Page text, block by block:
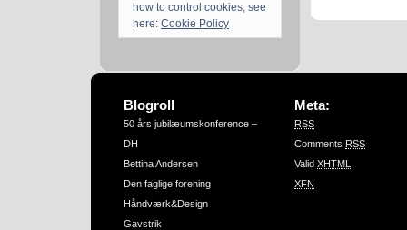
how to control cookies, see
here: Cookie Policy
Blogroll
50 års jubilæumskonference –
DH
Bettina Andersen
Den faglige forening
Håndværk&Design
Gavstrik
Meta:
RSS
Comments RSS
Valid XHTML
XFN